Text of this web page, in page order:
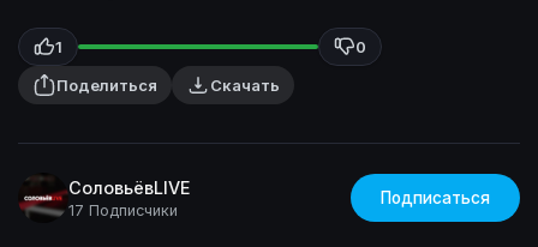
1
0
Поделиться
Скачать
СоловьёвLIVE
17 Подписчики
Подписаться